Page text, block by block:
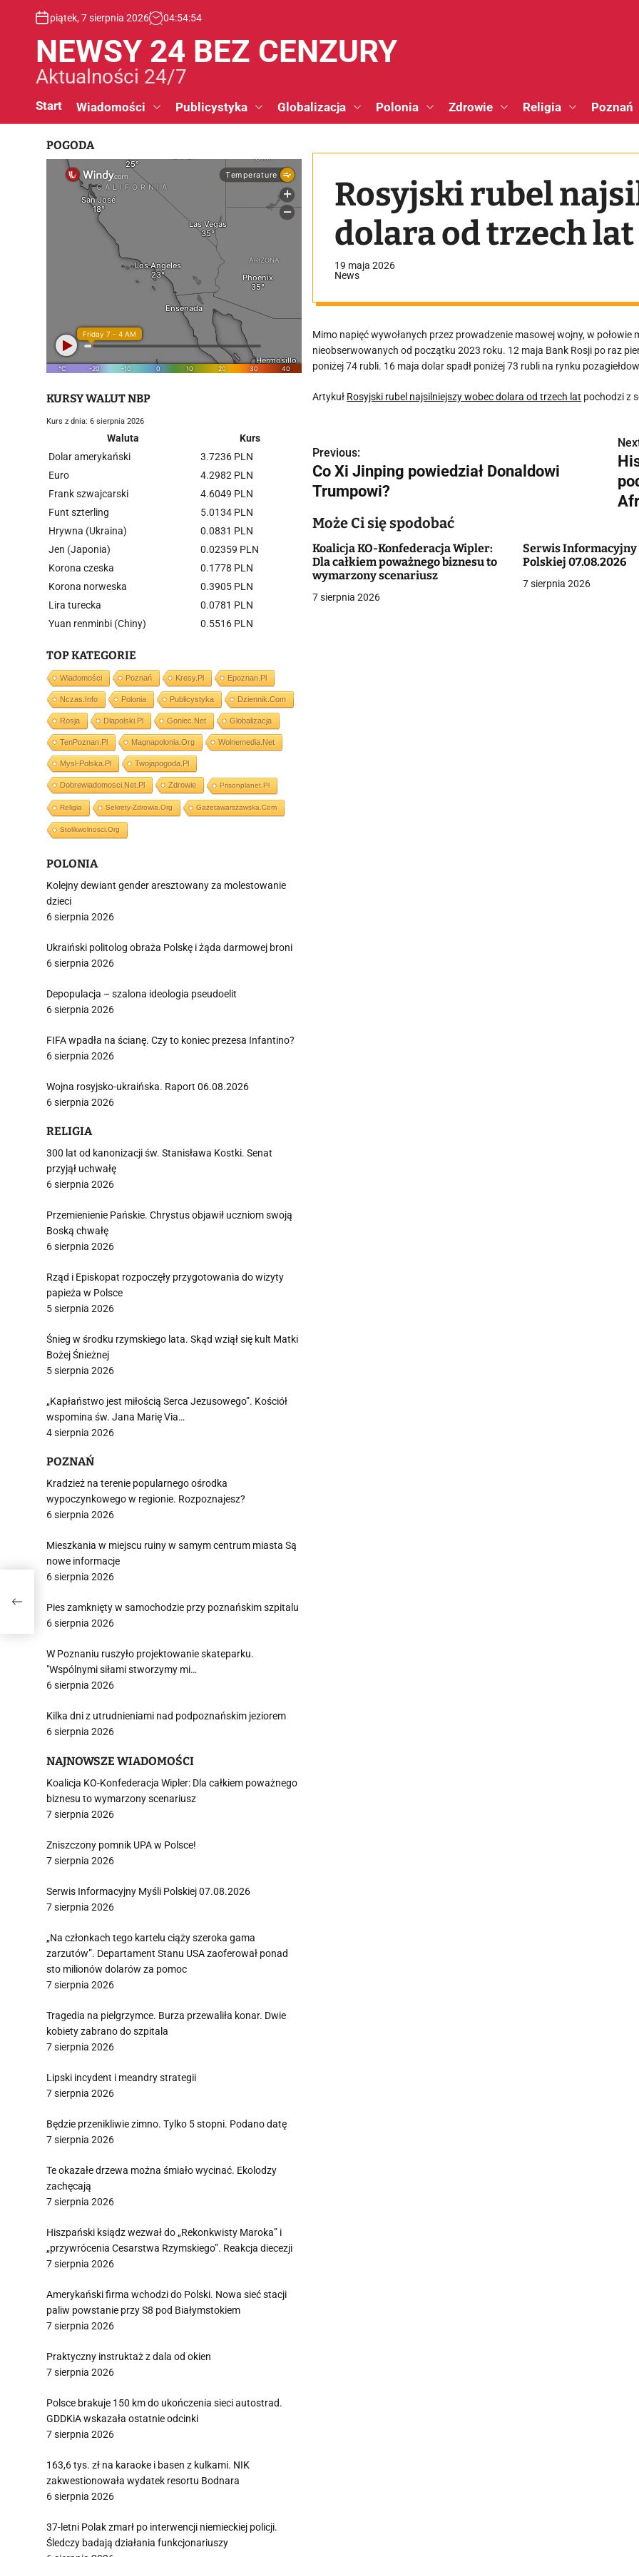
piątek, 7 sierpnia 2026 04:54:55
NEWSY 24 BEZ CENZURY
Aktualności 24/7
Start Wiadomości Publicystyka Globalizacja Polonia Zdrowie Religia Poznań
Rosyjski rubel
dolara od trzech lat
19 maja 2026
News
Mimo napięć wywołanych przez prowadzenie masowej wojny, w
nieobserwowanych od początku 2023 roku. 12 maja Bank Rosji po raz
poniżej 74 rubli. 16 maja dolar spadł poniżej 73 rubli na rynku
Artykuł Rosyjski rubel najsilniejszy wobec dolara od trzech lat pochodzi z
N
a
w
i
g
a
Previous:
Co Xi Jinping powiedział Donaldowi
Trumpowi?
Może Ci się spodobać
Koalicja KO-Konfederacja Wipler:
Dla całkiem poważnego biznesu to
wymarzony scenariusz
7 sierpnia 2026
Serwis
Polskiej 07.08.2026
7 sierpnia 2026
POGODA
KURSY WALUT NBP
Kurs z dnia: 6 sierpnia 2026
Waluta
Kurs
Dolar amerykański
3.7236 PLN
Euro
4.2982 PLN
Frank szwajcarski
4.6049 PLN
Funt szterling
5.0134 PLN
Hrywna (Ukraina)
0.0831 PLN
Jen (Japonia)
0.02359 PLN
Korona czeska
0.1778 PLN
Korona norweska
0.3905 PLN
Lira turecka
0.0781 PLN
Yuan renminbi (Chiny)
0.5516 PLN
TOP KATEGORIE
Wiadomości Poznań Kresy.pl Epoznan.pl
Nczas.info Polonia Publicystyka Dziennik.com
Rosja Dlapolski.pl Goniec.net Globalizacja
TenPoznan.pl Magnapolonia.org Wolnemedia.net
Mysl-Polska.pl Twojapogoda.pl
Dobrewiadomosci.net.pl Zdrowie Prisonplanet.pl
Religia Sekrety-Zdrowia.org Gazetawarszawska.com
Stolikwolnosci.org
POLONIA
Kolejny dewiant gender aresztowany za molestowanie
dzieci
6 sierpnia 2026
Ukraiński politolog obraża Polskę i żąda darmowej broni
6 sierpnia 2026
Depopulacja – szalona ideologia pseudoelit
6 sierpnia 2026
FIFA wpadła na ścianę. Czy to koniec prezesa Infantino?
6 sierpnia 2026
Wojna rosyjsko-ukraińska. Raport 06.08.2026
6 sierpnia 2026
RELIGIA
300 lat od kanonizacji św. Stanisława Kostki. Senat
przyjął uchwałę
6 sierpnia 2026
Przemienienie Pańskie. Chrystus objawił uczniom swoją
Boską chwałę
6 sierpnia 2026
Rząd i Episkopat rozpoczęły przygotowania do wizyty
papieża w Polsce
5 sierpnia 2026
Śnieg w środku rzymskiego lata. Skąd wziął się kult Matki
Bożej Śnieżnej
5 sierpnia 2026
„Kapłaństwo jest miłością Serca Jezusowego”. Kościół
wspomina św. Jana Marię Via…
4 sierpnia 2026
POZNAŃ
Kradzież na terenie popularnego ośrodka
wypoczynkowego w regionie. Rozpoznajesz?
6 sierpnia 2026
Mieszkania w miejscu ruiny w samym centrum miasta Są
nowe informacje
6 sierpnia 2026
Pies zamknięty w samochodzie przy poznańskim szpitalu
6 sierpnia 2026
W Poznaniu ruszyło projektowanie skateparku.
"Wspólnymi siłami stworzymy mi…
6 sierpnia 2026
Kilka dni z utrudnieniami nad podpoznańskim jeziorem
6 sierpnia 2026
NAJNOWSZE WIADOMOŚCI
Koalicja KO-Konfederacja Wipler: Dla całkiem poważnego
biznesu to wymarzony scenariusz
7 sierpnia 2026
Zniszczony pomnik UPA w Polsce!
7 sierpnia 2026
Serwis Informacyjny Myśli Polskiej 07.08.2026
7 sierpnia 2026
„Na członkach tego kartelu ciąży szeroka gama
zarzutów”. Departament Stanu USA zaoferował ponad
sto milionów dolarów za pomoc
7 sierpnia 2026
Tragedia na pielgrzymce. Burza przewaliła konar. Dwie
kobiety zabrano do szpitala
7 sierpnia 2026
Lipski incydent i meandry strategii
7 sierpnia 2026
Będzie przenikliwie zimno. Tylko 5 stopni. Podano datę
7 sierpnia 2026
Te okazałe drzewa można śmiało wycinać. Ekolodzy
zachęcają
7 sierpnia 2026
Hiszpański ksiądz wezwał do „Rekonkwisty Maroka” i
„przywrócenia Cesarstwa Rzymskiego”. Reakcja diecezji
7 sierpnia 2026
Amerykański firma wchodzi do Polski. Nowa sieć stacji
paliw powstanie przy S8 pod Białymstokiem
7 sierpnia 2026
Praktyczny instruktaż z dala od okien
7 sierpnia 2026
Polsce brakuje 150 km do ukończenia sieci autostrad.
GDDKiA wskazała ostatnie odcinki
7 sierpnia 2026
163,6 tys. zł na karaoke i basen z kulkami. NIK
zakwestionowała wydatek resortu Bodnara
6 sierpnia 2026
37-letni Polak zmarł po interwencji niemieckiej policji.
Śledczy badają działania funkcjonariuszy